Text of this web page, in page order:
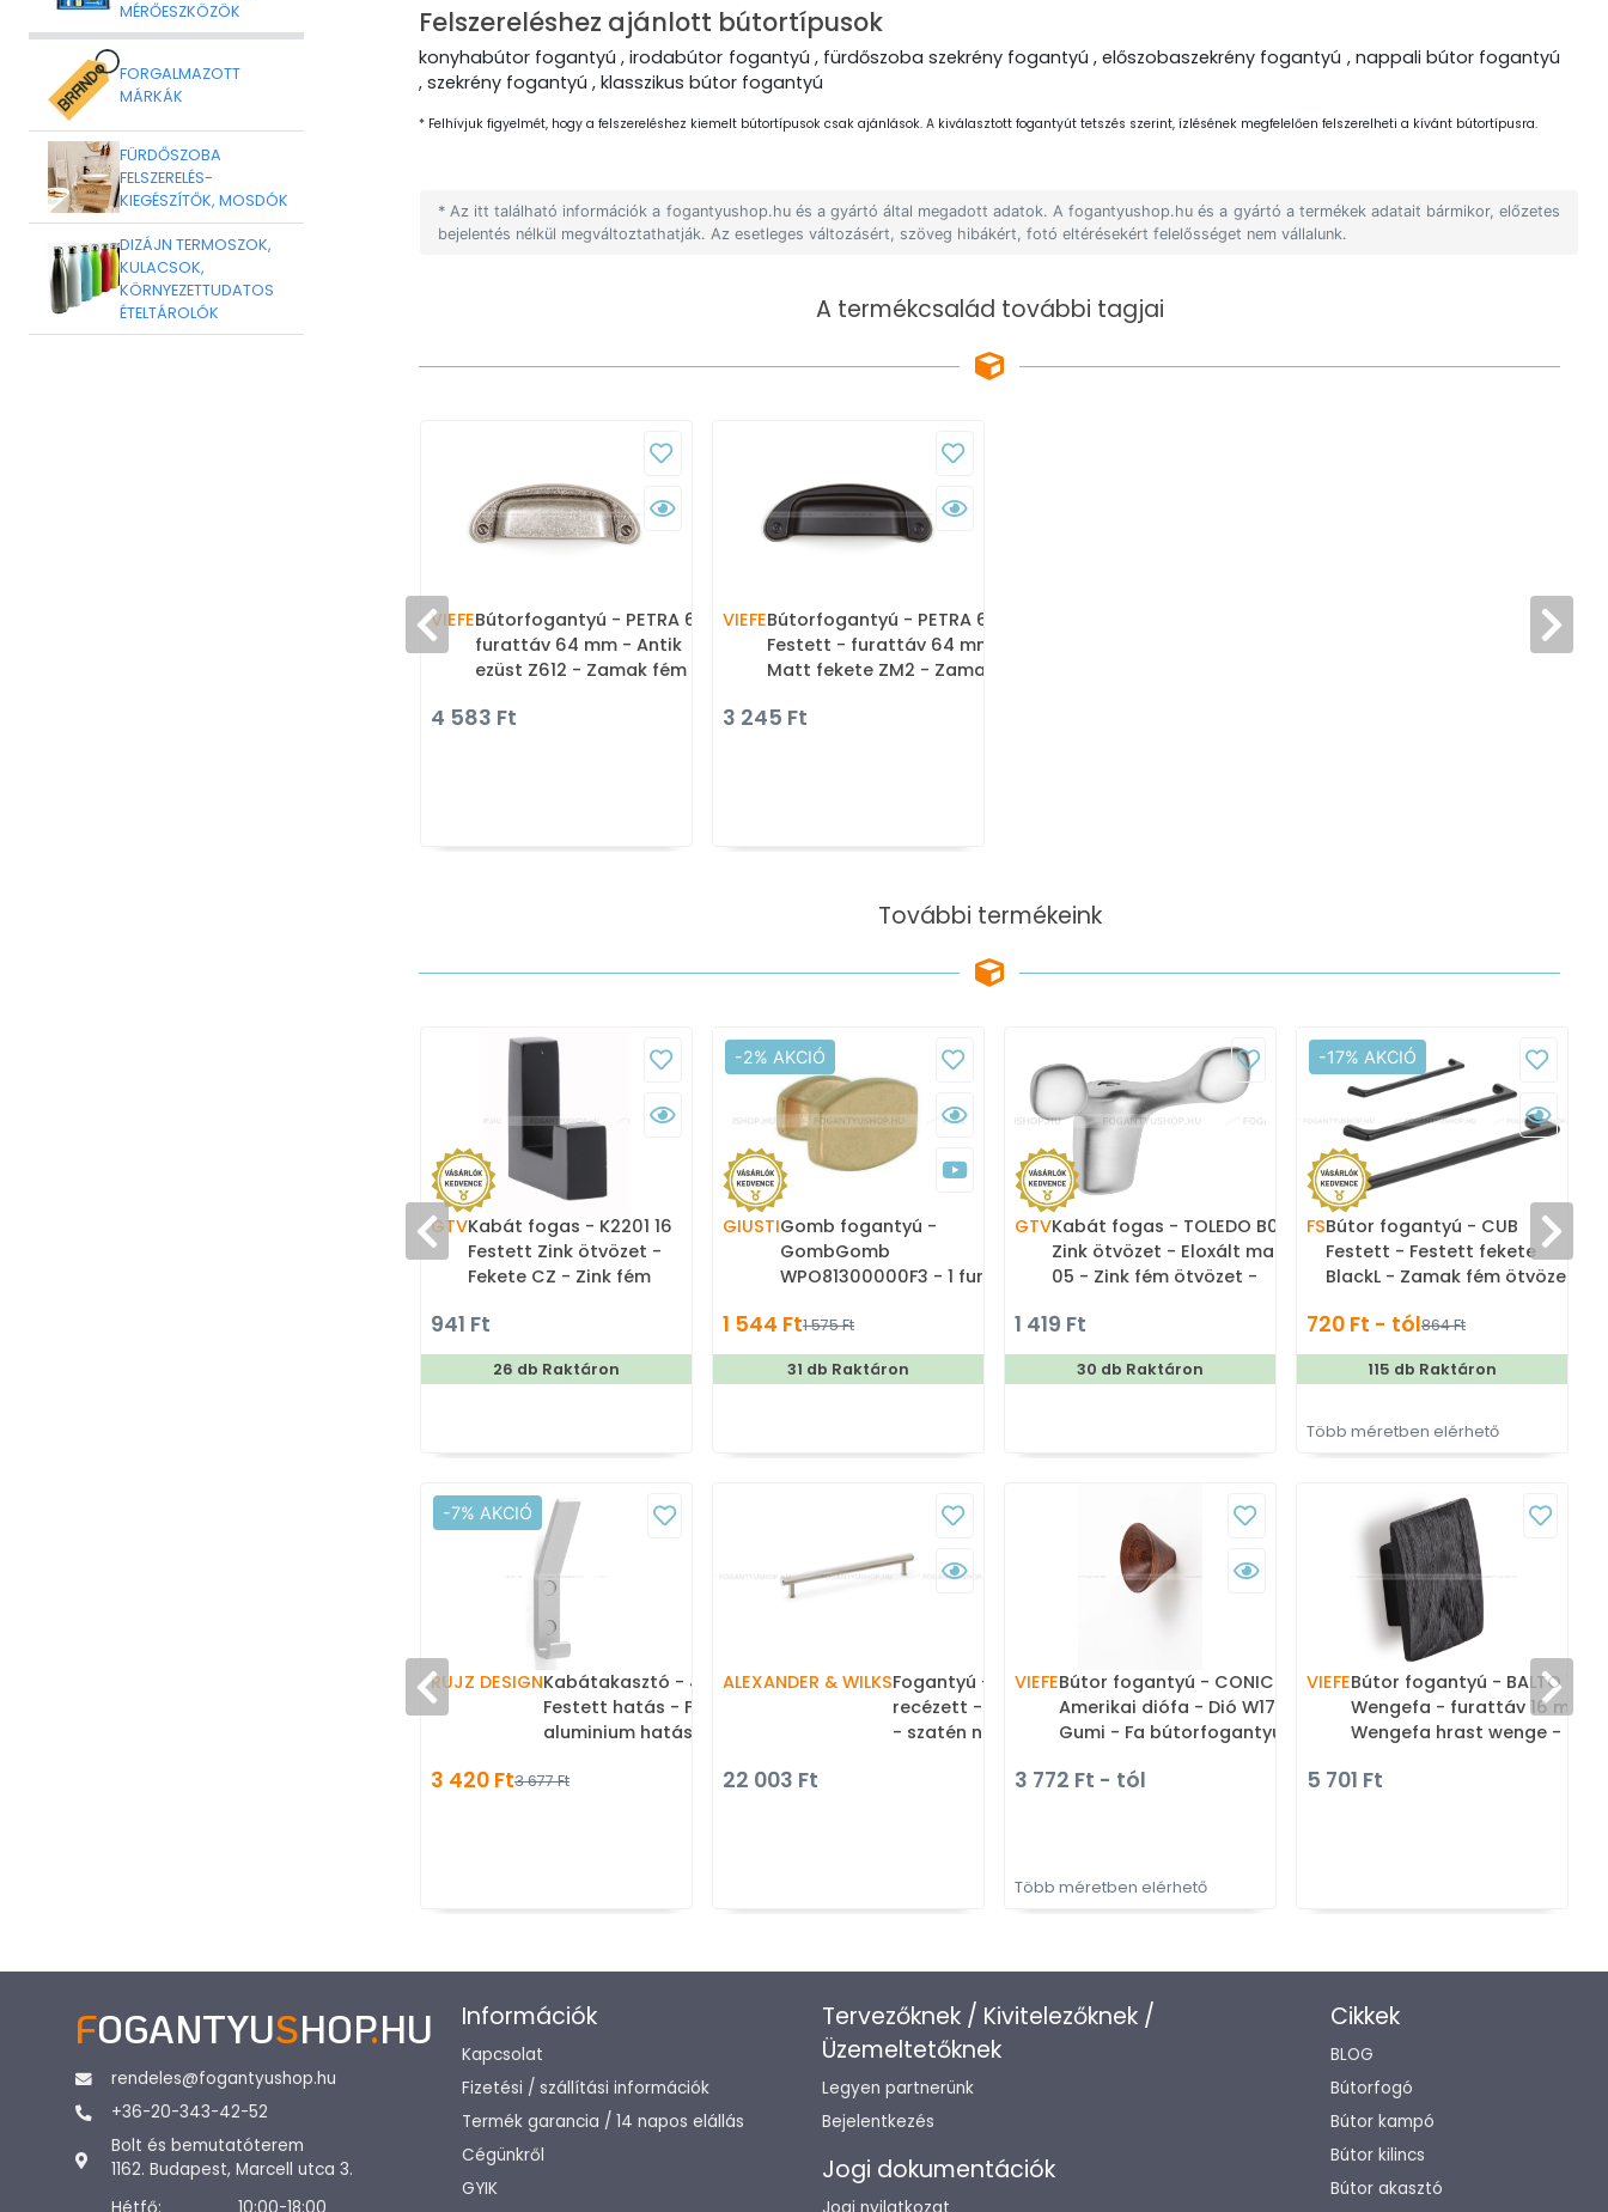
MÉRŐESZKÖZÖK
FORGALMAZOTT
MÁRKÁK
FÜRDŐSZOBA
FELSZERELÉS-
KIEGÉSZÍTŐK, MOSDÓK
DIZÁJN TERMOSZOK,
KULACSOK,
KÖRNYEZETTUDATOS
ÉTELTÁROLÓK
Felszereléshez ajánlott bútortípusok
konyhabútor fogantyú , irodabútor fogantyú , fürdőszoba szekrény fogantyú , előszobaszekrény fogantyú , nappali bútor fogantyú
, szekrény fogantyú , klasszikus bútor fogantyú
* Felhívjuk figyelmét, hogy a felszereléshez kiemelt bútortípusok csak ajánlások. A kiválasztott fogantyút tetszés szerint, ízlésének megfelelően felszerelheti a kívánt bútortípusra.
* Az itt található információk a fogantyushop.hu és a gyártó által megadott adatok. A fogantyushop.hu és a gyártó a termékek adatait bármikor, előzetes
bejelentés nélkül megváltoztathatják. Az esetleges változásért, szöveg hibákért, fotó eltérésekért felelősséget nem vállalunk.
A termékcsalád további tagjai
VIEFEBútorfogantyú - PETRA 64 -
furattáv 64 mm - Antik
ezüst Z612 - Zamak fém
vintage, antik fém
4 583 Ft
VIEFEBútorfogantyú - PETRA 64
Festett - furattáv 64 mm -
Matt fekete ZM2 - Zamak
gyártott színes fém
3 245 Ft
További termékeink
GTVKabát fogas - K2201 16
Festett Zink ötvözet -
Fekete CZ - Zink fém
fogas
941 Ft
26 db Raktáron
-2% AKCIÓ
GIUSTIGomb fogantyú -
GombGomb
WPO81300000F3 - 1 furatos
ötvözet - Színes fém
gombfogantyú, bútorgomb
1 544 Ft1 575 Ft
31 db Raktáron
GTVKabát fogas - TOLEDO B0 16
Zink ötvözet - Eloxált matt
05 - Zink fém ötvözet -
1 419 Ft
30 db Raktáron
-17% AKCIÓ
FSBútor fogantyú - CUB
Festett - Festett fekete
BlackL - Zamak fém ötvözet
színes fém bútorfogantyú
720 Ft - tól864 Ft
115 db Raktáron
Több méretben elérhető
-7% AKCIÓ
RUJZ DESIGNKabátakasztó - 40.013B
Festett hatás - Festett
aluminium hatás MCrEL -
kalaptartós fogas
3 420 Ft3 677 Ft
ALEXANDER & WILKSFogantyú - Crispin 224
recézett - furattáv 224 mm
- szatén nikkel - Réz -
bútorfogantyúk
22 003 Ft
VIEFEBútor fogantyú - CONIC
Amerikai diófa - Dió W17 -
Gumi - Fa bútorfogantyú
3 772 Ft - tól
Több méretben elérhető
VIEFEBútor fogantyú - BALTO 16
Wengefa - furattáv 16 mm -
Wengefa hrast wenge -
5 701 Ft
FOGANTYUSHOP.HU
rendeles@fogantyushop.hu
+36-20-343-42-52
Bolt és bemutatóterem
1162. Budapest, Marcell utca 3.
Információk
Kapcsolat
Fizetési / szállítási információk
Termék garancia / 14 napos elállás
Cégünkről
GYIK
Tervezőknek / Kivitelezőknek /
Üzemeltetőknek
Legyen partnerünk
Bejelentkezés
Jogi dokumentációk
Cikkek
BLOG
Bútorfogó
Bútor kampó
Bútor kilincs
Bútor akasztó